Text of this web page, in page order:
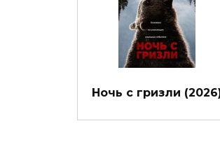
Ночь с гризли